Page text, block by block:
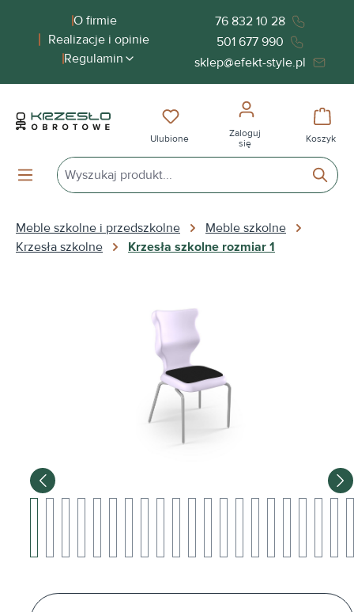
zawartościO firmie
Realizacje i opinie
Regulamin
76 832 10 28
501 677 990
sklep@efekt-style.pl
Masz 0 przedmioty na liście
Ulubione
Zaloguj
się
Koszyk
Meble szkolne i przedszkolne
Meble szkolne
Krzesła szkolne
Krzesła szkolne rozmiar 1